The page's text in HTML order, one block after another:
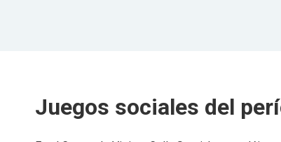
Juegos sociales del